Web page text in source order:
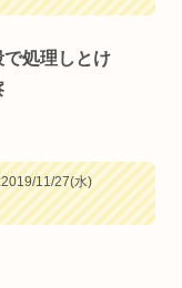
処理しとけ
11/27(水)